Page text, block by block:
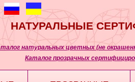
НАТУРАЛЬНЫЕ
натуральных цветных (не
Каталог прозрачных